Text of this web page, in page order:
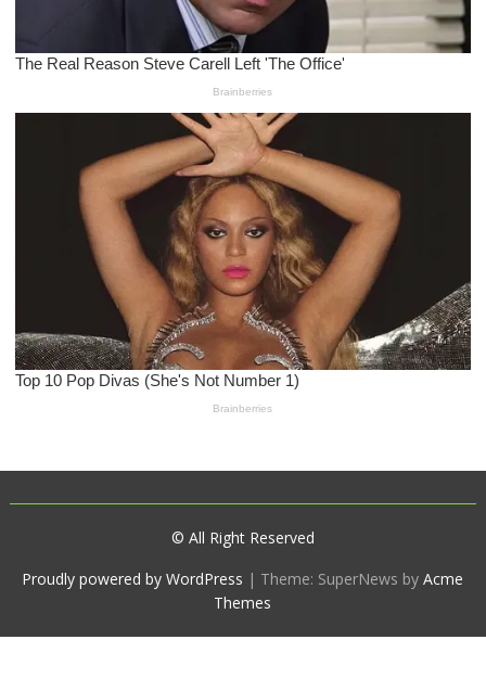
© All Right Reserved
Proudly powered by WordPress | Theme: SuperNews byAcme
Themes